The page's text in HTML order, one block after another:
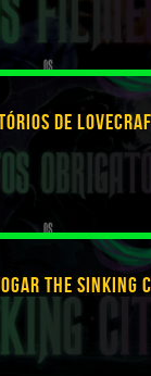
DE
THE